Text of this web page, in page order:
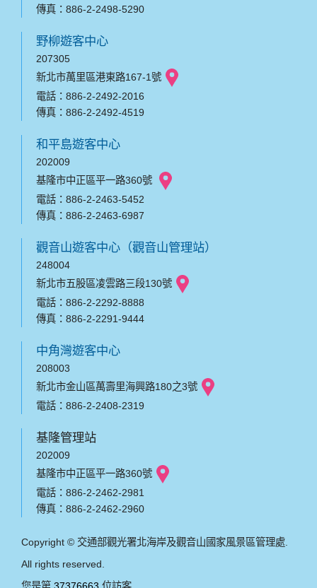
傳真：886-2-2498-5290
野柳遊客中心
207305
新北市萬里區港東路167-1號
電話：886-2-2492-2016
傳真：886-2-2492-4519
和平島遊客中心
202009
基隆市中正區平一路360號
電話：886-2-2463-5452
傳真：886-2-2463-6987
觀音山遊客中心（觀音山管理站）
248004
新北市五股區凌雲路三段130號
電話：886-2-2292-8888
傳真：886-2-2291-9444
中角灣遊客中心
208003
新北市金山區萬壽里海興路180之3號
電話：886-2-2408-2319
基隆管理站
202009
基隆市中正區平一路360號
電話：886-2-2462-2981
傳真：886-2-2462-2960
Copyright © 交通部觀光署北海岸及觀音山國家風景區管理處.
All rights reserved.